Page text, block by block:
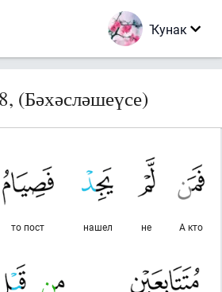
Ҡунак
(Бәхәсләшеүсе)
А кто
не
нашел
то пост